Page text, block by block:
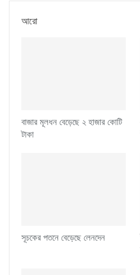
আরো
বাজার মূলধন বেড়েছে ২ হাজার কোটি
টাকা
সূচকের পতনে বেড়েছে লেনদেন